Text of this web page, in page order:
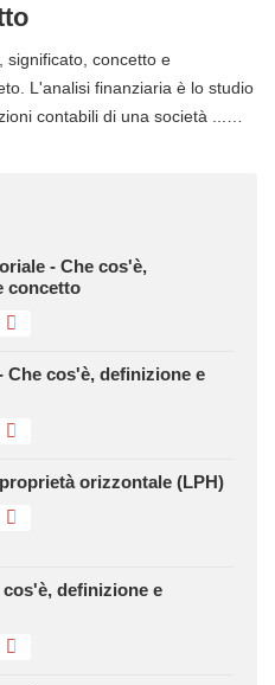
significato, concetto e
L'analisi finanziaria è lo studio
contabili di una società ...…
- Che cos'è,
concetto
Che cos'è, definizione e
orizzontale (LPH)
definizione e